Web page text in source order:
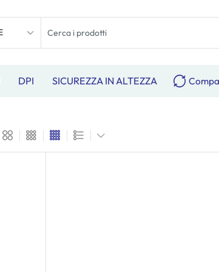
DPI SICUREZZA IN ALTEZZA